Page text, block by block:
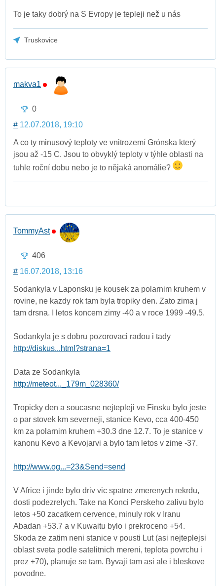
To je taky dobrý na S Evropy je tepleji než u nás
Truskovice
makva1
0
# 12.07.2018, 19:10
A co ty minusový teploty ve vnitrozemí Grónska který
jsou až -15 C. Jsou to obvyklý teploty v týhle oblasti na
tuhle roční dobu nebo je to nějaká anomálie?
TommyAst
406
# 16.07.2018, 13:16
Sodankyla v Laponsku je kousek za polarnim kruhem v
rovine, ne kazdy rok tam byla tropiky den. Zato zima j
tam drsna. I letos koncem zimy -40 a v roce 1999 -49.5.
Sodankyla je s dobru pozorovaci radou i tady
http://diskus...html?strana=1
Data ze Sodankyla
http://meteot..._179m_028360/
Tropicky den a soucasne nejtepleji ve Finsku bylo jeste
o par stovek km severneji, stanice Kevo, cca 400-450
km za polarnim kruhem +30.3 dne 12.7. To je stanice v
kanonu Kevo a Kevojarvi a bylo tam letos v zime -37.
http://www.og...=23&Send=send
V Africe i jinde bylo driv vic spatne zmerenych rekrdu,
dosti podezrelych. Take na Konci Perskeho zalivu bylo
letos +50 zacatkem cervence, minuly rok v Iranu
Abadan +53.7 a v Kuwaitu bylo i prekroceno +54.
Skoda ze zatim neni stanice v pousti Lut (asi nejteplejsi
oblast sveta podle satelitnich mereni, teplota povrchu i
prez +70), planuje se tam. Byvaji tam asi ale i bleskove
povodne.